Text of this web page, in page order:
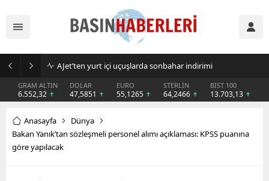
AJet’ten yurt içi uçuşlarda sonbahar indirimi
GRAM ALTIN
6.552,32
DOLAR
47,5851
EURO
55,1265
STERLİN
64,2466
BIST 100
13.703,13
Anasayfa
Dünya
Bakan Yanık’tan sözleşmeli personel alımı açıklaması: KPSS puanına
göre yapılacak